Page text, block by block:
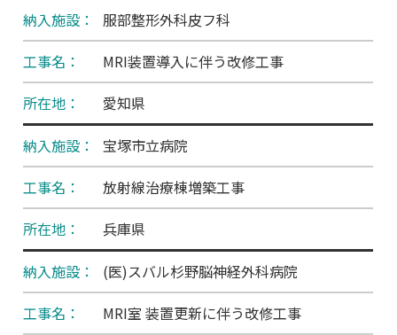
服部整形外科皮フ科
MRI装置導入に伴う改修工事
愛知県
宝塚市立病院
放射線治療棟増築工事
兵庫県
(医)スバル杉野脳神経外科病院
MRI室 装置更新に伴う改修工事